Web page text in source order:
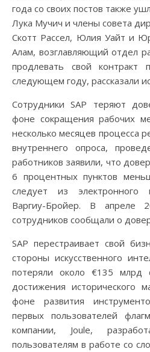
года со своих постов также
Лука Мучич и члены совета
Скотт Рассел, Юлия Уайт и
Алам, возглавляющий отдел
продлевать свой контракт
следующем году, рассказали
Сотрудники SAP теряют
фоне сокращения рабочих
несколько месяцев процесса
внутреннего опроса,
работников заявили, что
6 процентных пунктов
следует из электронного
Варгиу-Бройер. В апреле
сотрудников сообщали о
SAP перестраивает свой
стороны искусственного
потеряли около €135 млрд
достижения исторического
фоне развития
первых пользователей
компании, Joule,
пользователям в работе со